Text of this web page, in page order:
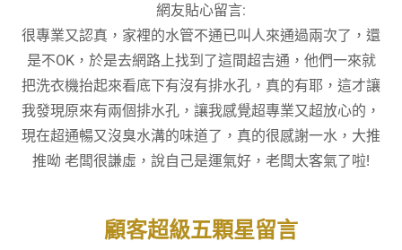
網友貼心留言:
很專業又認真，家裡的水管不通已叫人來通過兩次了，還
是不OK，於是去網路上找到了這間超吉通，他們一來就
把洗衣機抬起來看底下有沒有排水孔，真的有耶，這才讓
我發現原來有兩個排水孔，讓我感覺超專業又超放心的，
現在超通暢又沒臭水溝的味道了，真的很感謝一水，大推
推呦 老闆很謙虛，說自己是運氣好，老闆太客氣了啦!
顧客超級五顆星留言